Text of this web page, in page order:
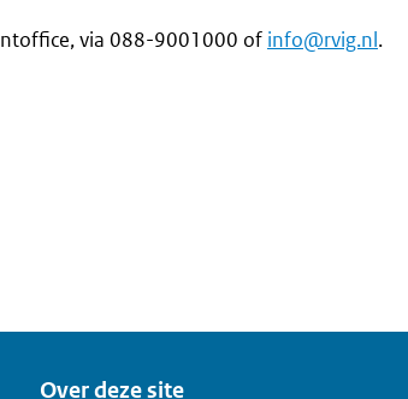
via 088-9001000 of info@rvig.nl.
Over deze site